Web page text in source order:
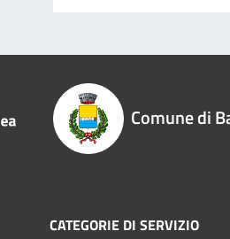
Comune di
CATEGORIE DI SERVIZIO